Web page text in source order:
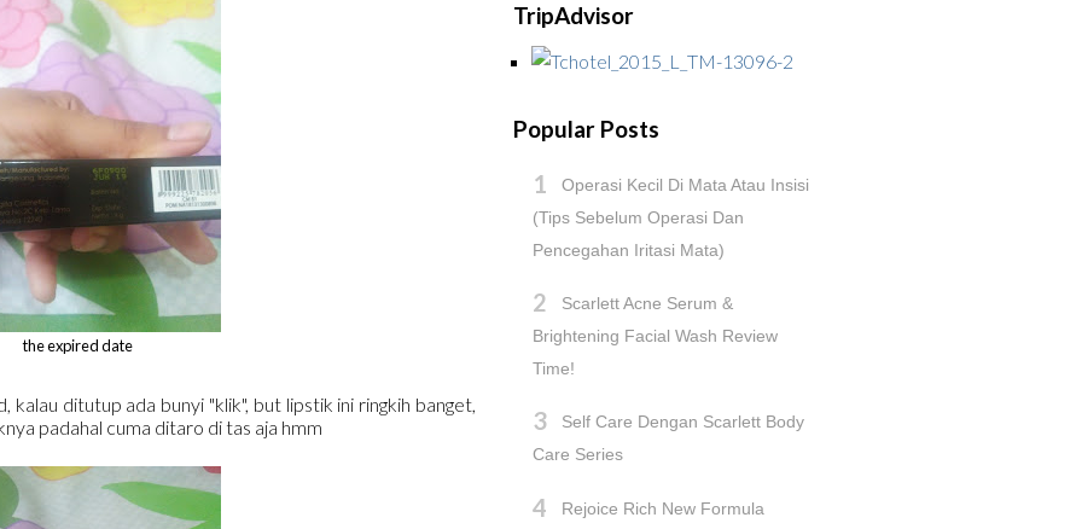
the expired date
kalau ditutup ada bunyi "klik", but lipstik ini ringkih banget,
padahal cuma ditaro di tas aja hmm
TripAdvisor
Popular Posts
Operasi Kecil Di Mata Atau Insisi
(Tips Sebelum Operasi Dan
Pencegahan Iritasi Mata)
Scarlett Acne Serum &
Brightening Facial Wash Review
Time!
Self Care Dengan Scarlett Body
Care Series
Rejoice Rich New Formula